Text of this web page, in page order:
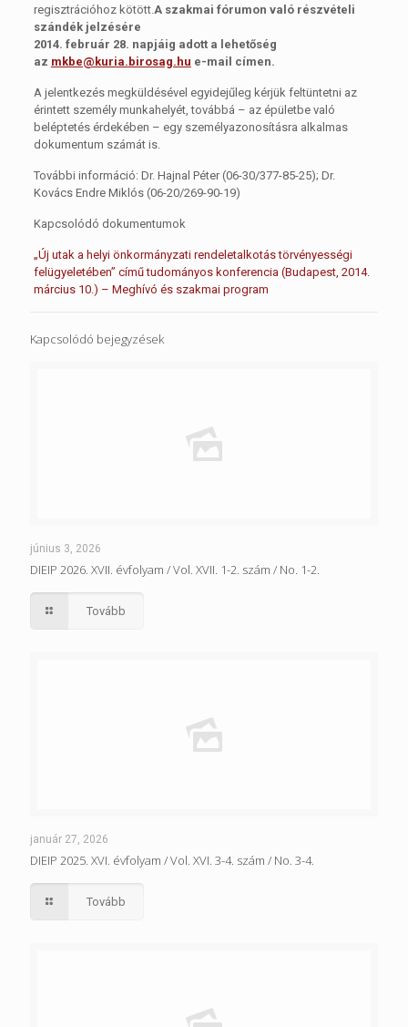
regisztrációhoz kötött.A szakmai fórumon való részvételi
szándék jelzésére
2014. február 28. napjáig adott a lehetőség
az mkbe@kuria.birosag.hu e-mail címen.
A jelentkezés megküldésével egyidejűleg kérjük feltüntetni az
érintett személy munkahelyét, továbbá – az épületbe való
beléptetés érdekében – egy személyazonosításra alkalmas
dokumentum számát is.
További információ: Dr. Hajnal Péter (06-30/377-85-25); Dr.
Kovács Endre Miklós (06-20/269-90-19)
Kapcsolódó dokumentumok
„Új utak a helyi önkormányzati rendeletalkotás törvényességi
felügyeletében” című tudományos konferencia (Budapest, 2014.
március 10.) – Meghívó és szakmai program
Kapcsolódó bejegyzések
június 3, 2026
DIEIP 2026. XVII. évfolyam / Vol. XVII. 1-2. szám / No. 1-2.
Tovább
január 27, 2026
DIEIP 2025. XVI. évfolyam / Vol. XVI. 3-4. szám / No. 3-4.
Tovább